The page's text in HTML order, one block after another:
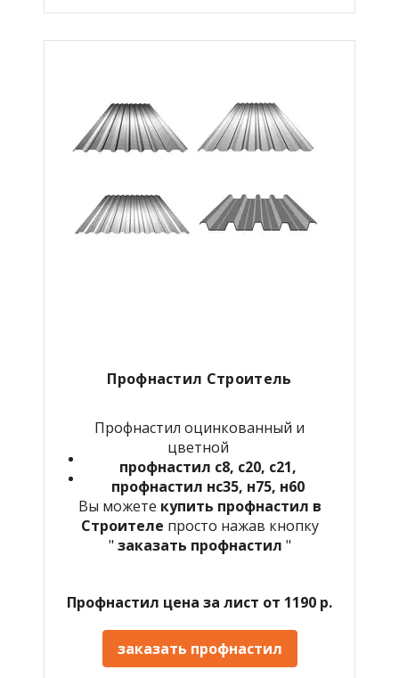
Профнастил Строитель
Профнастил оцинкованный и
цветной
профнастил с8, с20, с21,
профнастил нс35, н75, н60
Вы можете купить профнастил в
Строителе просто нажав кнопку
" заказать профнастил "
Профнастил цена за лист от 1190 р.
заказать профнастил